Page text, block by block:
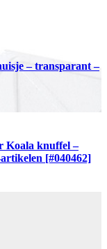
– transparant –
Koala knuffel –
[#040462]